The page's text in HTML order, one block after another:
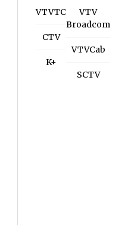
VTVTC
CTV
K+
VTV
Broadcom
VTVCab
SCTV